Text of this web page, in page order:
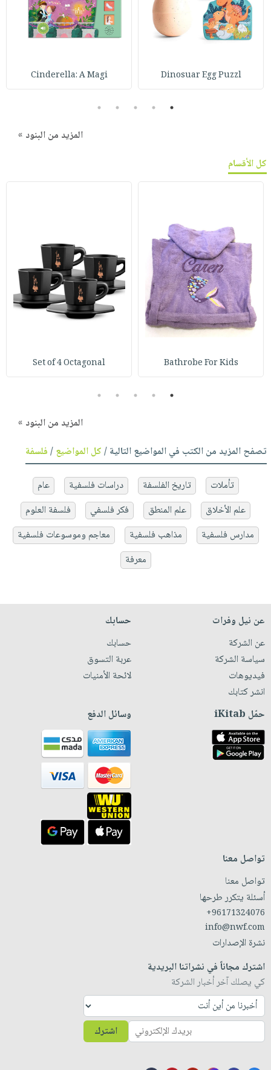
Dinosuar Egg Puzzl
Cinderella: A Magi
1
2
3
4
5
المزيد من البنود »
كل الأقسام
Bathrobe For Kids
Set of 4 Octagonal
1
2
3
4
5
المزيد من البنود »
تصفح المزيد من الكتب في المواضيع التالية /كل المواضيع/فلسفة
تأملات تاريخ الفلسفة دراسات فلسفية
عام
علم الأخلاق
علم المنطق فكر فلسفي
فلسفة العلوم
مدارس فلسفية
مذاهب فلسفية
معاجم وموسوعات فلسفية
معرفة
عن نيل وفرات
عن الشركة
سياسة الشركة
فيديوهات
انشر كتابك
حسابك
حسابك
عربة التسوق
لائحة الأمنيات
حمّل iKitab وسائل الدفع
تواصل معنا
تواصل معنا
أسئلة يتكرر طرحها
+96171324076
info@nwf.com
نشرة الإصدارات
اشترك مجاناً في نشراتنا البريدية
كي يصلك آخر أخبار الشركة
اشترك